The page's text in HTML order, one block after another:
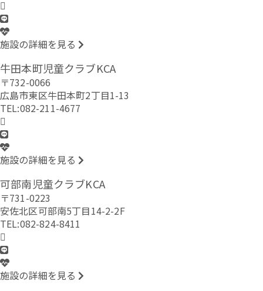
施設の詳細を見る
牛田本町児童クラブKCA
〒732-0066
広島市東区牛田本町2丁目1-13
TEL:082-211-4677
施設の詳細を見る
可部南児童クラブKCA
〒731-0223
安佐北区可部南5丁目14-2-2F
TEL:082-824-8411
施設の詳細を見る